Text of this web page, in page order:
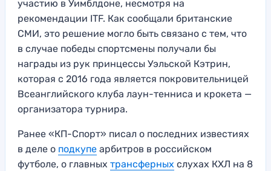
участию в Уимблдоне, несмотря на
рекомендации ITF. Как сообщали британские
СМИ, это решение могло быть связано с тем, что
в случае победы спортсмены получали бы
награды из рук принцессы Уэльской Кэтрин,
которая с 2016 года является покровительницей
Всеанглийского клуба лаун-тенниса и крокета —
организатора турнира.
Ранее «КП-Спорт» писал о последних известиях
в деле о подкупе арбитров в российском
футболе, о главных трансферных слухах КХЛ на 8